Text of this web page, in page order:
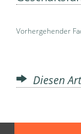
Vorhergehender
Diesen